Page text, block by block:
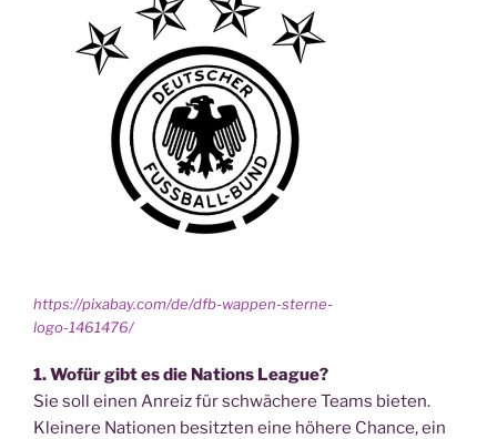
https://pixabay.com/de/dfb-wappen-sterne-
logo-1461476/
1. Wofür gibt es die Nati­ons League?
Sie soll einen Anreiz für schwä­che­re Teams bieten.
Klei­ne­re Natio­nen besitz­ten eine höhe­re Chan­ce, ein